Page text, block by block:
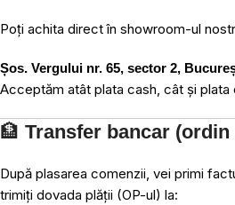
Poți achita direct în showroom-ul
Șos. Vergului nr. 65, sector 2,
Acceptăm atât plata cash, cât și plata
🏦 Transfer bancar (ordin
După plasarea comenzii, vei primi
trimiți dovada plății (OP-ul) la: